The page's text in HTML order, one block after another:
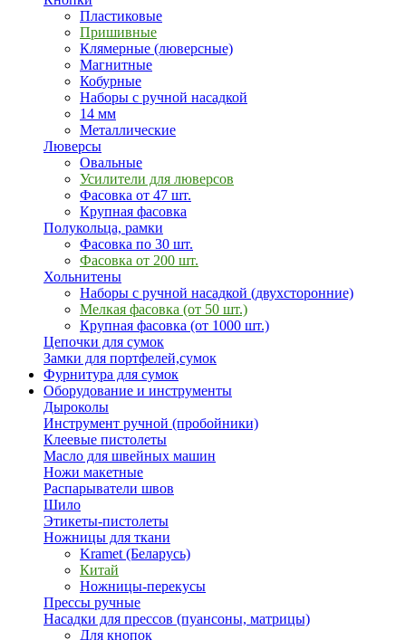
Пластиковые
Пришивные
Клямерные (люверсные)
Магнитные
Кобурные
Наборы с ручной насадкой
14 мм
Металлические
Люверсы
Овальные
Усилители для люверсов
Фасовка от 47 шт.
Крупная фасовка
Полукольца, рамки
Фасовка по 30 шт.
Фасовка от 200 шт.
Хольнитены
Наборы с ручной насадкой (двухсторонние)
Мелкая фасовка (от 50 шт.)
Крупная фасовка (от 1000 шт.)
Цепочки для сумок
Замки для портфелей,сумок
Фурнитура для сумок
Оборудование и инструменты
Дыроколы
Инструмент ручной (пробойники)
Клеевые пистолеты
Масло для швейных машин
Ножи макетные
Распарыватели швов
Шило
Этикеты-пистолеты
Ножницы для ткани
Kramet (Беларусь)
Китай
Ножницы-перекусы
Прессы ручные
Насадки для прессов (пуансоны, матрицы)
Для кнопок